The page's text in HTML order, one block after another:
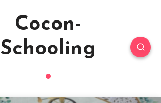
Cocon-
Schooling